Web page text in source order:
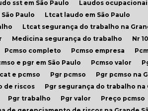
sst em São Paulo Laudos
Paulo
Ltcat laudo em São Paulo
Ltcat segurança do trabalho na
Medicina segurança do trabalho
Nr
Pcmso completo Pcmso empresa
e pgr em São Paulo Pcmso valor
e pcmso Pgr pcmso
Pgr pcmso na
de riscos
Pgr segurança do trabalho na
Pgr trabalho Pgr valor
Preço pcmso